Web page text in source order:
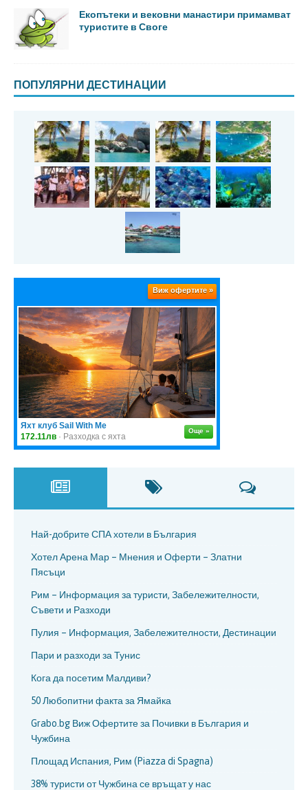
Екопътеки и вековни манастири примамват
туристите в Своге
ПОПУЛЯРНИ ДЕСТИНАЦИИ
Най-добрите СПА хотели в България
Хотел Арена Мар – Мнения и Оферти – Златни
Пясъци
Рим – Информация за туристи, Забележителности,
Съвети и Разходи
Пулия – Информация, Забележителности, Дестинации
Пари и разходи за Тунис
Кога да посетим Малдиви?
50 Любопитни факта за Ямайка
Grabo.bg Виж Офертите за Почивки в България и
Чужбина
Площад Испания, Рим (Piazza di Spagna)
38% туристи от Чужбина се връщат у нас